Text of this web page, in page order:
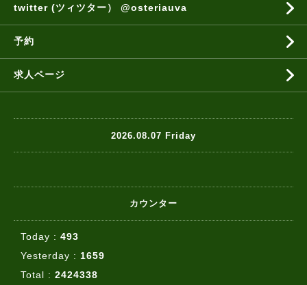
twitter (ツィツター） @osteriauva
予約
求人ページ
2026.08.07 Friday
カウンター
Today : 493
Yesterday : 1659
Total : 2424338